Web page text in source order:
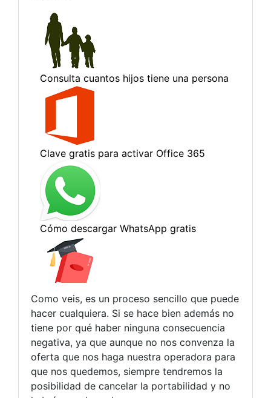
Como veis, es un proceso sencillo que puede
hacer cualquiera. Si se hace bien además no
tiene por qué haber ninguna consecuencia
negativa, ya que aunque no nos convenza la
oferta que nos haga nuestra operadora para
que nos quedemos, siempre tendremos la
posibilidad de cancelar la portabilidad y no